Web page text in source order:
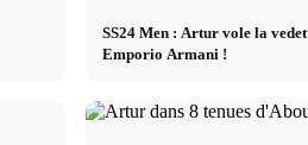
SS24 Men : Artur vole la
Emporio Armani !